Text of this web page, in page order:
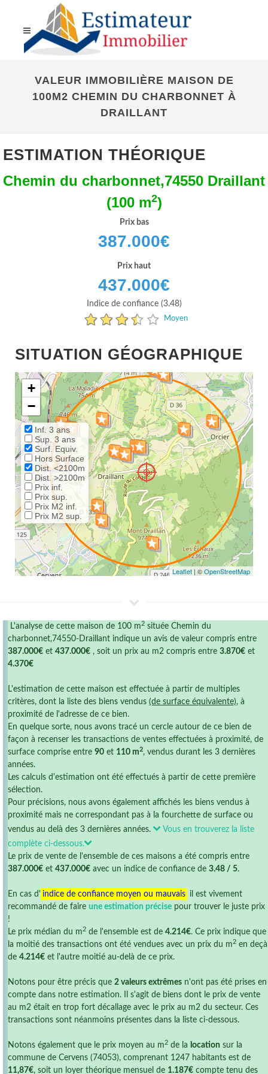
VALEUR IMMOBILIÈRE MAISON DE
100M2 CHEMIN DU CHARBONNET À
DRAILLANT
ESTIMATION THÉORIQUE
Chemin du charbonnet,74550 Draillant
(100 m2)
Prix bas
387.000€
Prix haut
437.000€
Indice de confiance (3.48)
Moyen
SITUATION GÉOGRAPHIQUE
+
−
Inf. 3 ans
Sup. 3 ans
Surf. Equiv.
Hors Surface
Dist. <2100m
Dist. >2100m
Prix inf.
Prix sup.
Prix M2 inf.
Prix M2 sup.
Leaflet | ©OpenStreetMap
L'analyse de cette maison de 100 m 2 située Chemin du
charbonnet,74550-Draillant indique un avis de valeur compris entre
387.000€ et 437.000€ , soit un prix au m2 compris entre 3.870€ et
4.370€
L'estimation de cette maison est effectuée à partir de multiples
critères, dont la liste des biens vendus (de surface équivalente), à
proximité de l'adresse de ce bien.
En quelque sorte, nous avons tracé un cercle autour de ce bien de
façon à recenser les transactions de ventes effectuées à proximité, de
surface comprise entre 90 et 110 m2, vendus durant les 3 dernières
années.
Les calculs d'estimation ont été effectués à partir de cette première
sélection.
Pour précisions, nous avons également affichés les biens vendus à
proximité mais ne correspondant pas à la fourchette de surface ou
vendus au delà des 3 dernières années.
Vous en trouverez la liste
complète ci-dessous.
Le prix de vente de l'ensemble de ces maisons a été compris entre
387.000€ et 437.000€ avec un indice de confiance de 3.48 / 5.
En cas d' indice de confiance moyen ou mauvais il est vivement
recommandé de faire une estimation précise pour trouver le juste prix
!
Le prix médian du m 2 de l'ensemble est de 4.214€. Ce prix indique que
la moitié des transactions ont été vendues avec un prix du m 2 en deçà
de 4.214€ et l'autre moitié au-delà de ce prix.
Notons pour être précis que 2 valeurs extrêmes n'ont pas été prises en
compte dans notre estimation. Il s'agit de biens dont le prix de vente
au m2 était en trop fort décallage avec le prix au m2 du secteur. Ces
transactions sont néanmoins présentes dans la liste ci-dessous.
Notons également que le prix moyen au m 2 de la location sur la
commune de Cervens (74053), comprenant 1247 habitants est de
11,87€, soit un loyer théorique mensuel de 1.187€ compte tenu des